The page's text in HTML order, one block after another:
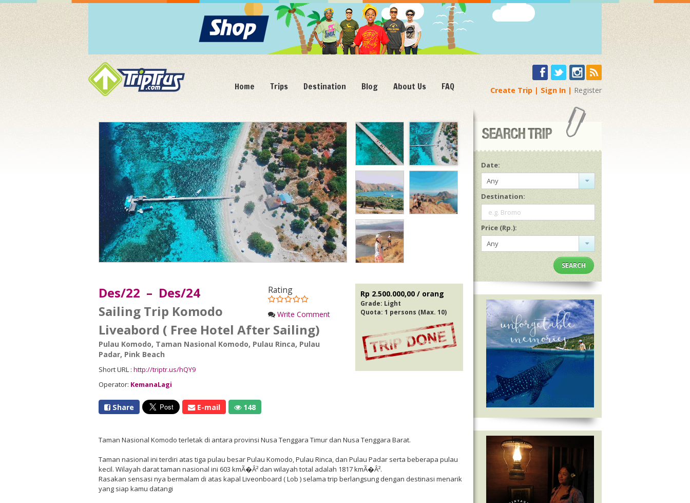
Home Trips Destination Blog About Us FAQ Create Trip Sign In Register
Rating
Write Comment
Des/22 – Des/24
Sailing Trip Komodo
Liveabord ( Free Hotel After Sailing)
Pulau Komodo, Taman Nasional Komodo, Pulau Rinca, Pulau
Padar, Pink Beach
Short URL : http://triptr.us/hQY9
Operator: KemanaLagi
Rp 2.500.000,00 / orang
Grade: Light
Quota: 1 persons (Max. 10)
Share E-mail 148
Taman Nasional Komodo terletak di antara provinsi Nusa Tenggara Timur dan Nusa Tenggara Barat.
Taman nasional ini terdiri atas tiga pulau besar Pulau Komodo, Pulau Rinca, dan Pulau Padar serta beberapa pulau
kecil. Wilayah darat taman nasional ini 603 kmÃ�Â² dan wilayah total adalah 1817 kmÃ�Â².
Rasakan sensasi nya bermalam di atas kapal Liveonboard ( Lob ) selama trip berlangsung dengan destinasi menarik
yang siap kamu datangi
Date:
Any
Destination:
e.g. Bromo
Price (Rp.):
Any
SEARCH